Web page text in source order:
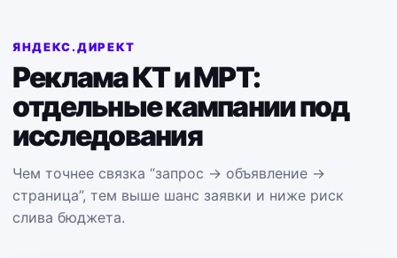
ЯНДЕКС.ДИРЕКТ
Реклама КТ и МРТ:
отдельные кампании под
исследования
Чем точнее связка “запрос → объявление →
страница”, тем выше шанс заявки и ниже риск
слива бюджета.